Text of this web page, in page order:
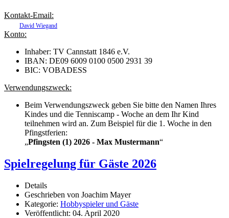
Kontakt-Email:
David Wiegand
Konto:
Inhaber: TV Cannstatt 1846 e.V.
IBAN: DE09 6009 0100 0500 2931 39
BIC: VOBADESS
Verwendungszweck:
Beim Verwendungszweck geben Sie bitte den Namen Ihres
Kindes und die Tenniscamp - Woche an dem Ihr Kind
teilnehmen wird an. Zum Beispiel für die 1. Woche in den
Pfingstferien:
„Pfingsten (1) 2026 - Max Mustermann“
Spielregelung für Gäste 2026
Details
Geschrieben von Joachim Mayer
Kategorie: Hobbyspieler und Gäste
Veröffentlicht: 04. April 2020